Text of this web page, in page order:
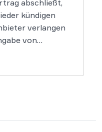
abschließt,
kündigen
verlangen
von
prüft nun in
ob diese Praxis